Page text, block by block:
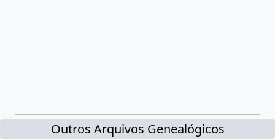
Outros Arquivos Genealógicos